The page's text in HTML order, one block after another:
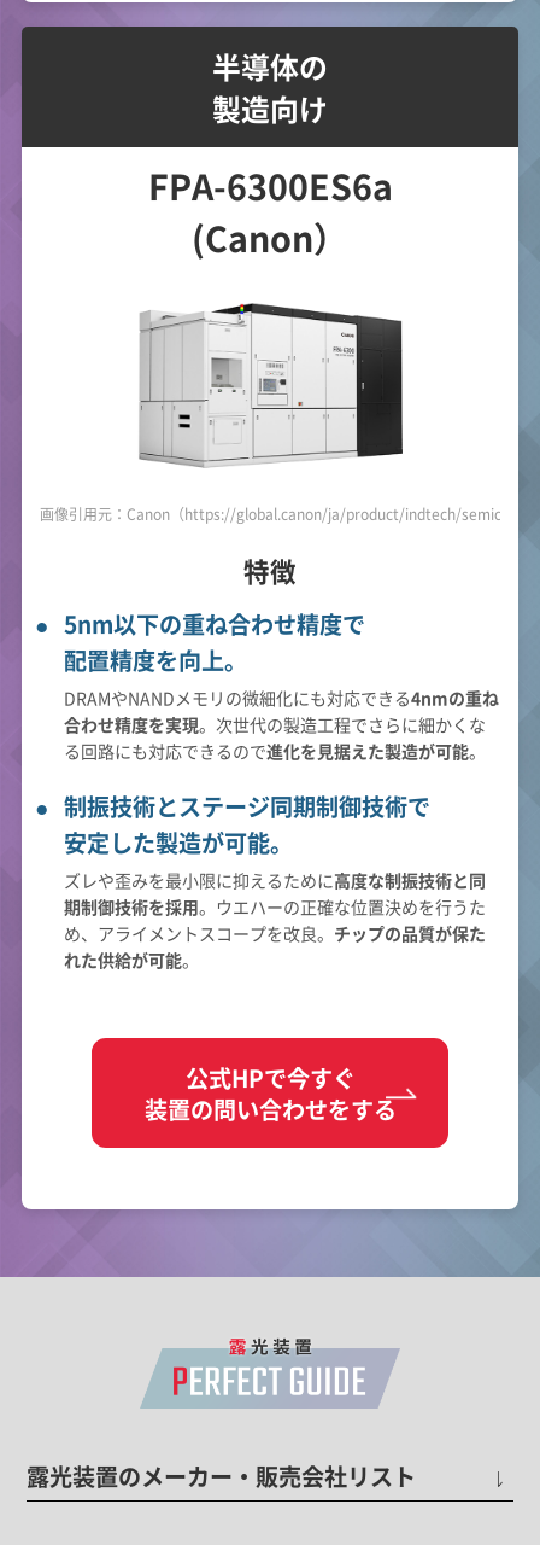
半導体の
製造向け
FPA-6300ES6a
(Canon）
画像引用元：Canon（https://global.canon/ja/product/indtech/semicon/
特徴
5nm以下の重ね合わせ精度で
配置精度を向上。
DRAMやNANDメモリの微細化にも対応できる4nmの重ね
合わせ精度を実現。次世代の製造工程でさらに細かくな
る回路にも対応できるので進化を見据えた製造が可能。
制振技術とステージ同期制御技術で
安定した製造が可能。
ズレや歪みを最小限に抑えるために高度な制振技術と同
期制御技術を採用。ウエハーの正確な位置決めを行うた
め、アライメントスコープを改良。 チップの品質が保た
れた供給が可能。
公式HPで今すぐ
装置の問い合わせをする
露光装置のメーカー・販売会社リスト